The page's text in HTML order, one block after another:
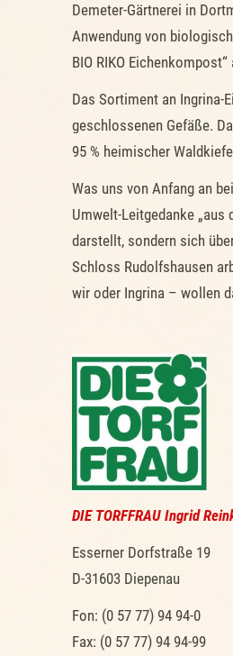
Demeter-Gärtnerei in
Anwendung von
BIO RIKO
Das Sortiment an Ingrina-
geschlossenen Gefäße.
95 % heimischer
Was uns von Anfang an
Umwelt-Leitgedanke
darstellt, sondern sich
Schloss Rudolfshausen
wir oder Ingrina – wollen
DIE TORFFRAU Ingrid
Esserner Dorfstraße 19
D-31603 Diepenau
Fon: (0 57 77) 94 94-0
Fax: (0 57 77) 94 94-99